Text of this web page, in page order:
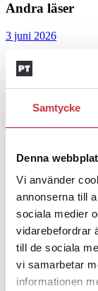
Samtycke
Denna
Vi använder
annonserna till
sociala medier
vidarebefordrar
till de sociala
vi samarbetar
informationen
Andra läser
3 juni 2026
Klart:
kronor
4 juni 2026
1 juni 2026
Jens
ska han